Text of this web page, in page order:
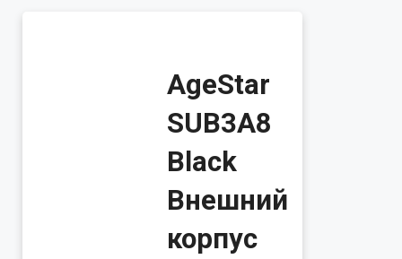
AgeStar
SUB3A8
Black
Внешний
корпус